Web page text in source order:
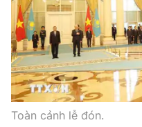
Toàn cảnh lễ đón.